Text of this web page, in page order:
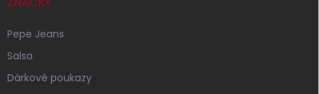
Pepe Jeans
Salsa
Dárkové poukazy